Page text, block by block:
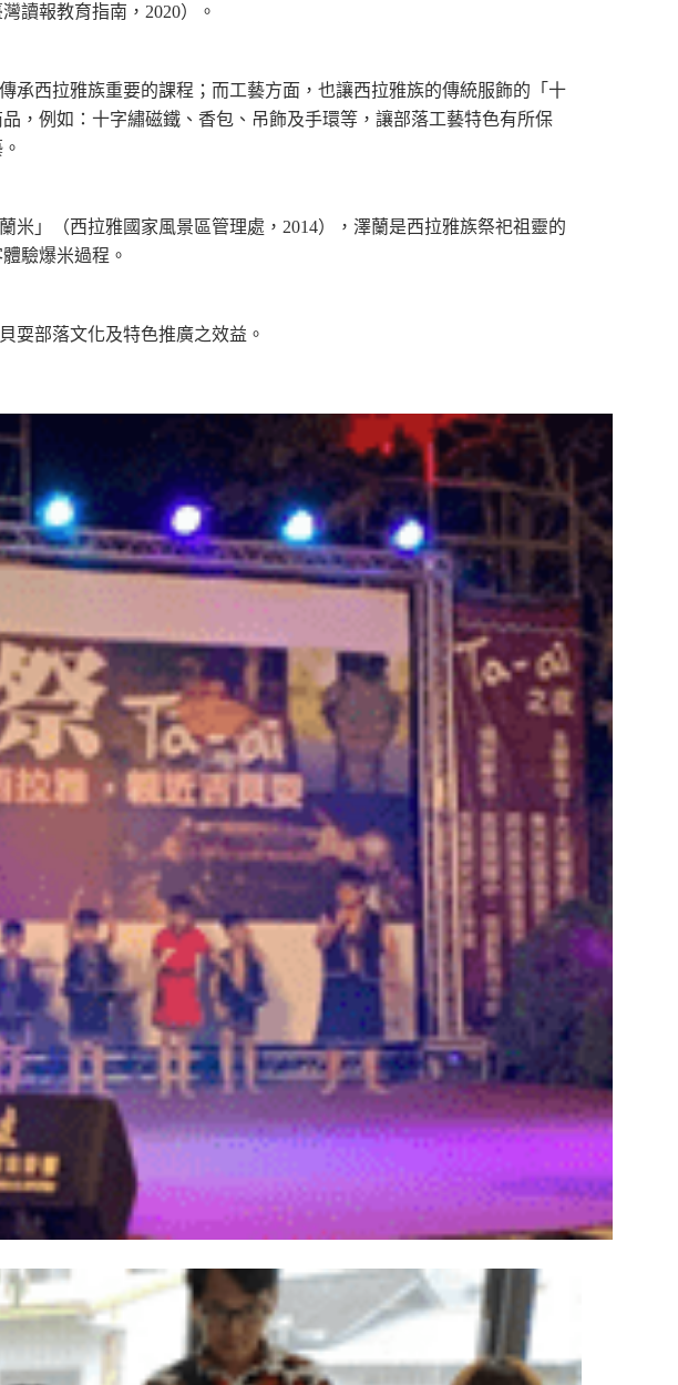
讀報教育指南，2020）。
承西拉雅族重要的課程；而工藝方面，也讓西拉雅族的傳統服飾的「十
，例如：十字繡磁鐵、香包、吊飾及手環等，讓部落工藝特色有所保
」（西拉雅國家風景區管理處，2014），澤蘭是西拉雅族祭祀祖靈的
驗爆米過程。
耍部落文化及特色推廣之效益。